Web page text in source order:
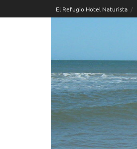
to
El Refugio Hotel Naturista